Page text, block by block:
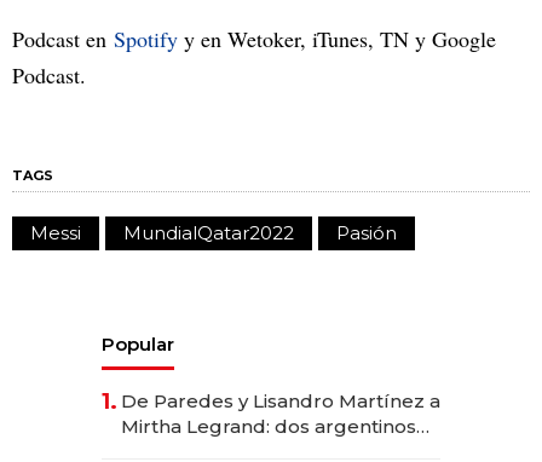
Podcast en Spotify y en Wetoker, iTunes, TN y Google
Podcast.
TAGS
Messi MundialQatar2022 Pasión
Popular
1. De Paredes y Lisandro Martínez a
Mirtha Legrand: dos argentinos